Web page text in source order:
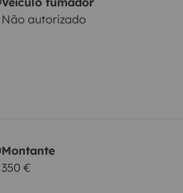
Não autorizado
Montante
350 €